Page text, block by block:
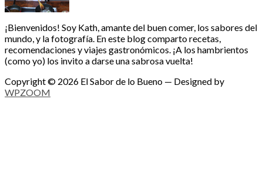
¡Bienvenidos! Soy Kath, amante del buen comer, los sabores del
mundo, y la fotografía. En este blog comparto recetas,
recomendaciones y viajes gastronómicos. ¡A los hambrientos
(como yo) los invito a darse una sabrosa vuelta!
Copyright © 2026 El Sabor de lo Bueno — Designed by
WPZOOM